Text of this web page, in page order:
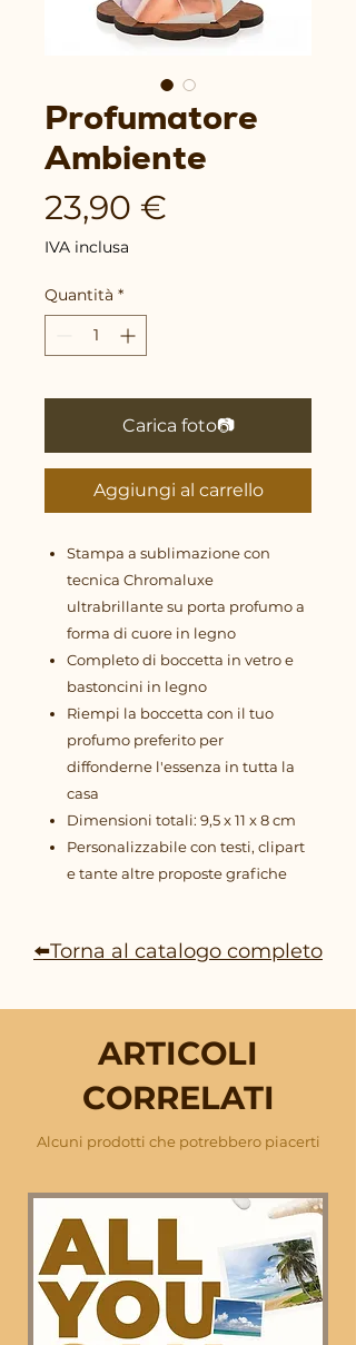
Profumatore
Ambiente
23,90 €
IVA inclusa
Quantità *
Carica foto📷
Aggiungi al carrello
Stampa a sublimazione con
tecnica Chromaluxe
ultrabrillante su porta profumo a
forma di cuore in legno
Completo di boccetta in vetro e
bastoncini in legno
Riempi la boccetta con il tuo
profumo preferito per
diffonderne l'essenza in tutta la
casa
Dimensioni totali: 9,5 x 11 x 8 cm
Personalizzabile con testi, clipart
e tante altre proposte grafiche
⬅️Torna al catalogo completo
ARTICOLI
CORRELATI
Alcuni prodotti che potrebbero piacerti